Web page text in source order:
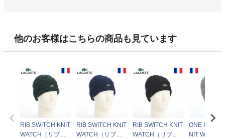
他のお客様はこちらの商品も見ています
RIB SWITCH KNIT
WATCH（リブス
RIB SWITCH KNIT
WATCH（リブス
RIB SWITCH KNIT
WATCH（リブス
ONE POINT
NIT WATCH